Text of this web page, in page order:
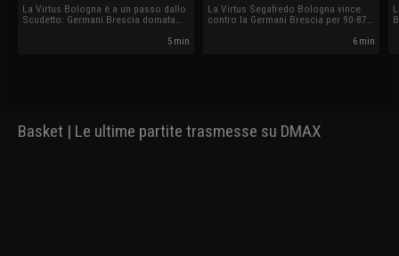
La Virtus Bologna è a un passo dallo
Scudetto: Germani Brescia domata
5 min
La Virtus Segafredo Bologna vince
contro la Germani Brescia per 90-87
6 min
Basket | Le ultime partite trasmesse su DMAX